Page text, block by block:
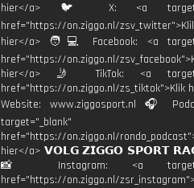
hier</a> 🐦 X: <a
href="https://on.ziggo.nl/
hier</a> 🧑💻 Facebook: <a
href="https://on.ziggo.nl/
hier</a> 🤳 TikTok: <a
href="https://on.ziggo.nl/zs_tiktok">Klik
Website: www.ziggosport.nl 🎧
target="_blank"
href="https://on.ziggo.nl/
hier</a> 𝗩𝗢𝗟𝗚 𝗭𝗜𝗚𝗚𝗢 𝗦𝗣𝗢𝗥𝗧
📸 Instagram: <a
href="https://on.ziggo.nl/